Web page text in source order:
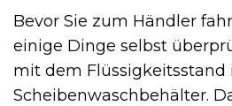
Bevor Sie zum Händler
einige Dinge selbst
mit dem Flüssigkeitsstand
Scheibenwaschbehälter.